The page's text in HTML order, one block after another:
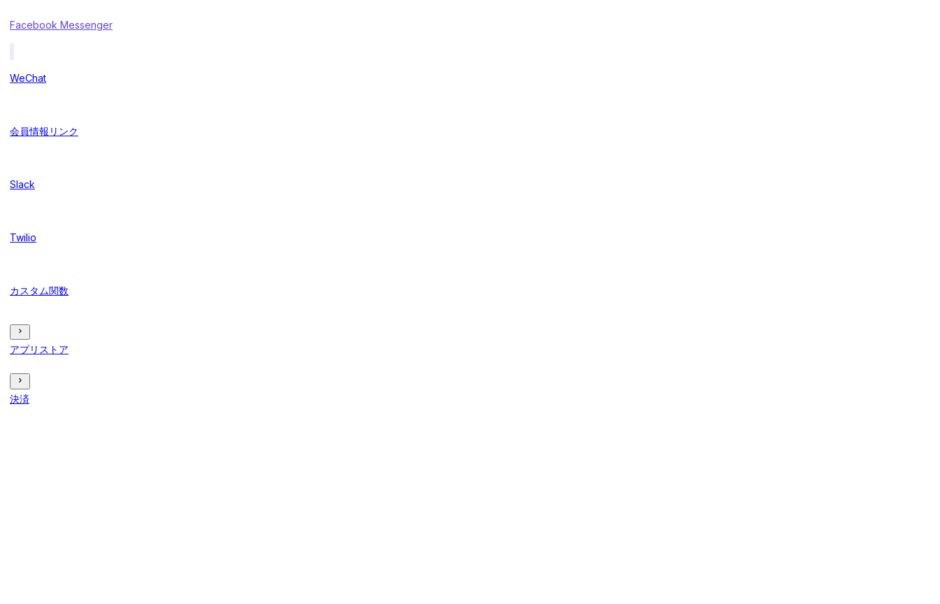
Facebook Messenger
WeChat
会員情報リンク
Slack
Twilio
カスタム関数
アプリストア
決済